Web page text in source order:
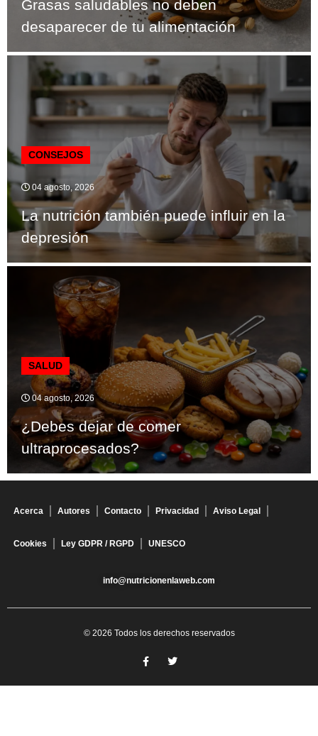
Grasas saludables no deben
desaparecer de tu alimentación
CONSEJOS
04 agosto, 2026
La nutrición también puede influir en la
depresión
SALUD
04 agosto, 2026
¿Debes dejar de comer
ultraprocesados?
Acerca Autores Contacto Privacidad Aviso Legal
Cookies Ley GDPR / RGPD UNESCO
info@nutricionenlaweb.com
© 2026 Todos los derechos reservados